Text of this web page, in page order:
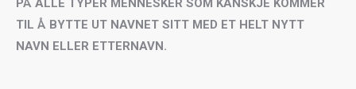
PÅ ALLE TYPER MENNESKER SOM KANSKJE KOMMER
TIL Å BYTTE UT NAVNET SITT MED ET HELT NYTT
NAVN ELLER ETTERNAVN.